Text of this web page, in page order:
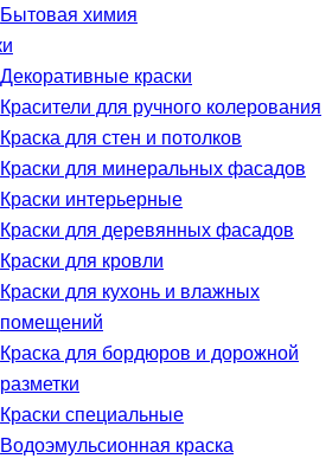
Бытовая химия
Декоративные краски
Красители для ручного колерования
Краска для стен и потолков
Краски для минеральных фасадов
Краски интерьерные
Краски для деревянных фасадов
Краски для кровли
Краски для кухонь и влажных
помещений
Краска для бордюров и дорожной
разметки
Краски специальные
Водоэмульсионная краска